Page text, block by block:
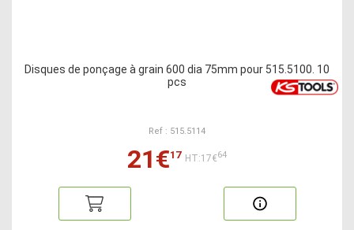
Disques de ponçage à grain 600 dia 75mm pour 515.5100. 10
pcs
Ref : 515.5114
21€17 HT:17€64